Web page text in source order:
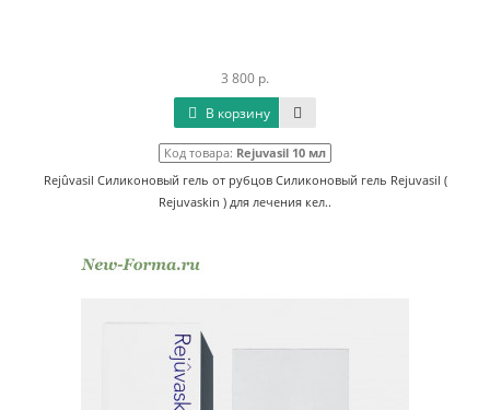
3 800 р.
В корзину
Код товара: Rejuvasil 10 мл
Rejûvasil Силиконовый гель от рубцов Силиконовый гель Rejuvasil (
Rejuvaskin ) для лечения кел..